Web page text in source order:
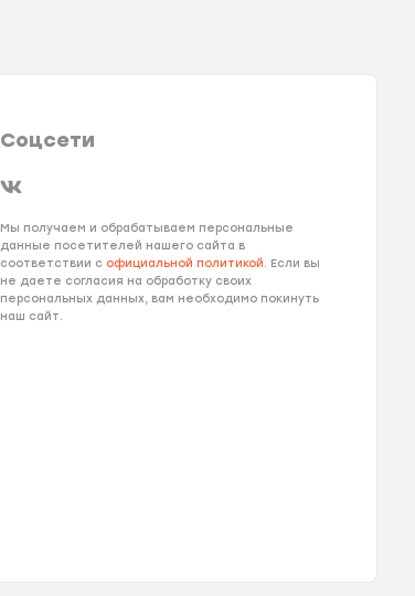
Соцсети
Мы получаем и обрабатываем персональные
данные посетителей нашего сайта в
соответствии с официальной политикой. Если вы
не даете согласия на обработку своих
персональных данных, вам необходимо покинуть
наш сайт.